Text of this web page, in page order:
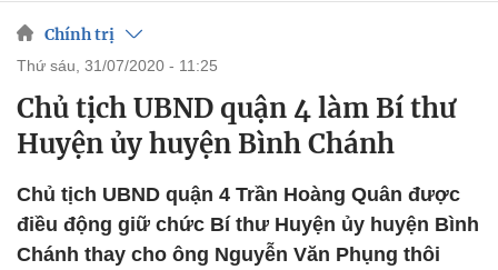
Chính trị
thứ sáu, 31/07/2020 - 11:25
Chủ tịch UBND quận 4 làm Bí thư
Huyện ủy huyện Bình Chánh
Chủ tịch UBND quận 4 Trần Hoàng Quân được
điều động giữ chức Bí thư Huyện ủy huyện Bình
Chánh thay cho ông Nguyễn Văn Phụng thôi